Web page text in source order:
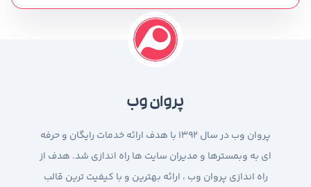
پروان وب
پروان وب در سال 1392 با هدف ارائه خدمات رایگان و حرفه
ای به وبمسترها و مدیران سایت ها راه اندازی شد. هدف از
راه اندازی پروان وب ، ارائه بهترین و با کیفیت ترین قالب